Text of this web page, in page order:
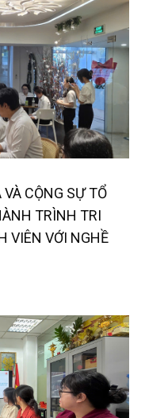
CỘNG SỰ TỔ
TRÌNH TRI
VIÊN VỚI NGHỀ